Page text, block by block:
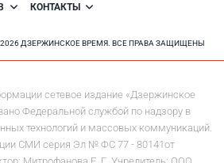
КОНТАКТЫ
- 2026 ДЗЕРЖИНСКОЕ ВРЕМЯ. ВСЕ ПРАВА ЗАЩИЩЕНЫ
сетевое издание «Дзержинское
Федеральной службой по надзору в
технологий и массовых коммуникаций.
СМИ серия Эл № ФС 77 - 80141от